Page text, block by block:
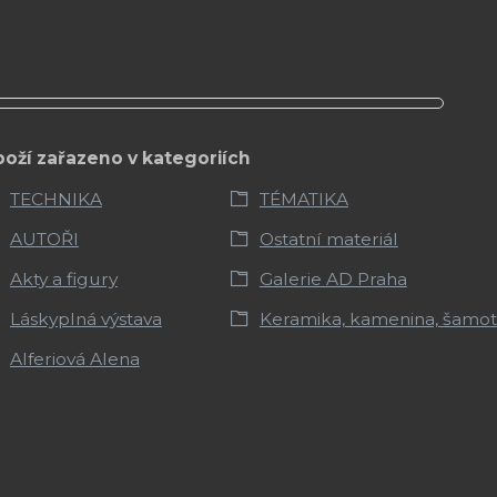
zařazeno v kategoriích
TECHNIKA
TÉMATIKA
AUTOŘI
Ostatní materiál
Akty a figury
Galerie AD Praha
Láskyplná výstava
Keramika, kamenina, šamot
Alferiová Alena